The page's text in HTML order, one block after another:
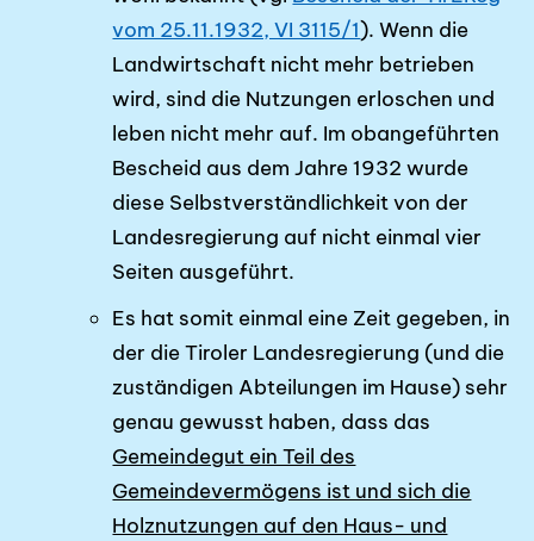
vom 25.11.1932, VI 3115/1). Wenn die
Landwirtschaft nicht mehr betrieben
wird, sind die Nutzungen erloschen und
leben nicht mehr auf. Im oban­geführ­ten
Bescheid aus dem Jahre 1932 wurde
diese Selbstverständlichkeit von der
Landesregierung auf nicht einmal vier
Seiten ausgeführt.
Es hat somit einmal eine Zeit gegeben, in
der die Tiroler Landesregierung (und die
zustän­digen Abteilungen im Hause) sehr
genau gewusst haben, dass das
Gemeindegut ein Teil des
Gemeindevermögens ist und sich die
Holznutzun­gen auf den Haus- und